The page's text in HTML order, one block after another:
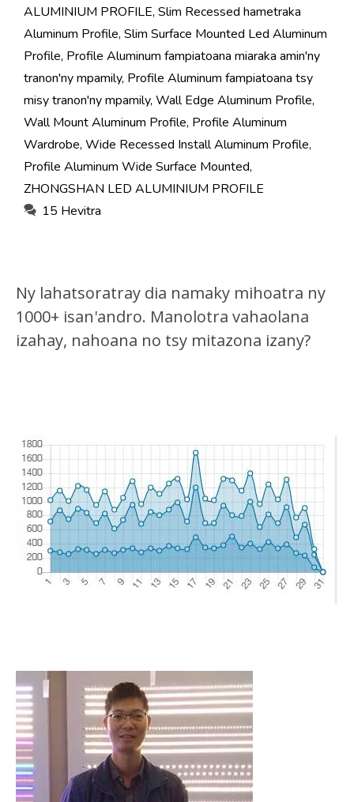
ALUMINIUM PROFILE, Slim Recessed hametraka
Aluminum Profile, Slim Surface Mounted Led Aluminum
Profile, Profile Aluminum fampiatoana miaraka amin'ny
tranon'ny mpamily, Profile Aluminum fampiatoana tsy
misy tranon'ny mpamily, Wall Edge Aluminum Profile,
Wall Mount Aluminum Profile, Profile Aluminum
Wardrobe, Wide Recessed Install Aluminum Profile,
Profile Aluminum Wide Surface Mounted,
ZHONGSHAN LED ALUMINIUM PROFILE
15 Hevitra
Ny lahatsoratray dia namaky mihoatra ny
1000+ isan'andro. Manolotra vahaolana
izahay, nahoana no tsy mitazona izany?